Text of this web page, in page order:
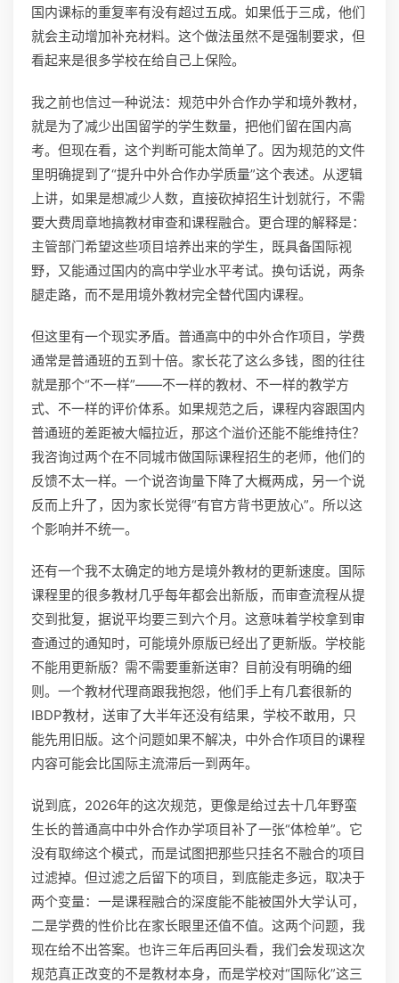
国内课标的重复率有没有超过五成。如果低于三成，他们
就会主动增加补充材料。这个做法虽然不是强制要求，但
看起来是很多学校在给自己上保险。
我之前也信过一种说法：规范中外合作办学和境外教材，
就是为了减少出国留学的学生数量，把他们留在国内高
考。但现在看，这个判断可能太简单了。因为规范的文件
里明确提到了“提升中外合作办学质量”这个表述。从逻辑
上讲，如果是想减少人数，直接砍掉招生计划就行，不需
要大费周章地搞教材审查和课程融合。更合理的解释是：
主管部门希望这些项目培养出来的学生，既具备国际视
野，又能通过国内的高中学业水平考试。换句话说，两条
腿走路，而不是用境外教材完全替代国内课程。
但这里有一个现实矛盾。普通高中的中外合作项目，学费
通常是普通班的五到十倍。家长花了这么多钱，图的往往
就是那个“不一样”——不一样的教材、不一样的教学方
式、不一样的评价体系。如果规范之后，课程内容跟国内
普通班的差距被大幅拉近，那这个溢价还能不能维持住？
我咨询过两个在不同城市做国际课程招生的老师，他们的
反馈不太一样。一个说咨询量下降了大概两成，另一个说
反而上升了，因为家长觉得“有官方背书更放心”。所以这
个影响并不统一。
还有一个我不太确定的地方是境外教材的更新速度。国际
课程里的很多教材几乎每年都会出新版，而审查流程从提
交到批复，据说平均要三到六个月。这意味着学校拿到审
查通过的通知时，可能境外原版已经出了更新版。学校能
不能用更新版？需不需要重新送审？目前没有明确的细
则。一个教材代理商跟我抱怨，他们手上有几套很新的
IBDP教材，送审了大半年还没有结果，学校不敢用，只
能先用旧版。这个问题如果不解决，中外合作项目的课程
内容可能会比国际主流滞后一到两年。
说到底，2026年的这次规范，更像是给过去十几年野蛮
生长的普通高中中外合作办学项目补了一张“体检单”。它
没有取缔这个模式，而是试图把那些只挂名不融合的项目
过滤掉。但过滤之后留下的项目，到底能走多远，取决于
两个变量：一是课程融合的深度能不能被国外大学认可，
二是学费的性价比在家长眼里还值不值。这两个问题，我
现在给不出答案。也许三年后再回头看，我们会发现这次
规范真正改变的不是教材本身，而是学校对“国际化”这三